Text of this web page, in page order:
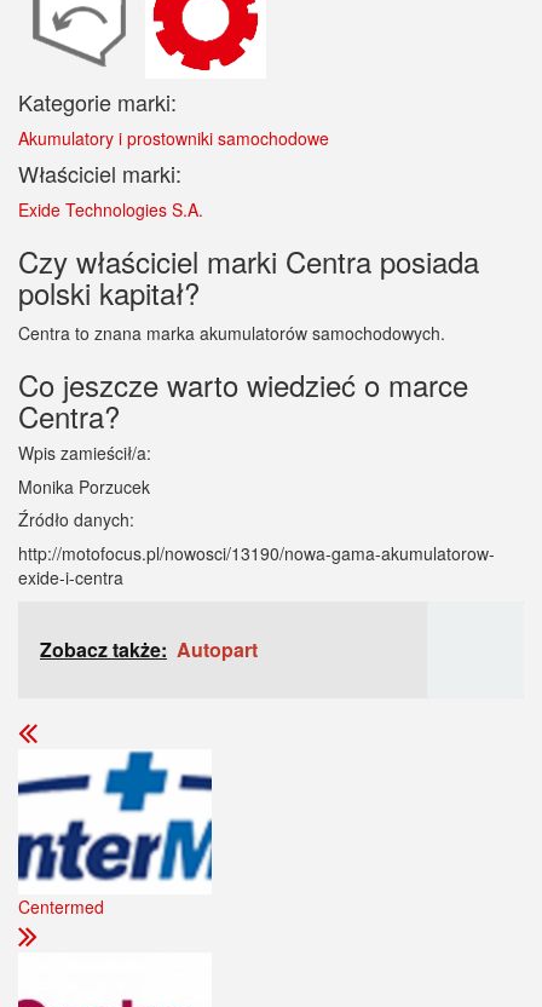
Kategorie marki:
Akumulatory i prostowniki samochodowe
Właściciel marki:
Exide Technologies S.A.
Czy właściciel marki Centra posiada
polski kapitał?
Centra to znana marka akumulatorów samochodowych.
Co jeszcze warto wiedzieć o marce
Centra?
Wpis zamieścił/a:
Monika Porzucek
Źródło danych:
http://motofocus.pl/nowosci/13190/nowa-gama-akumulatorow-
exide-i-centra
Zobacz także: Autopart
Centermed